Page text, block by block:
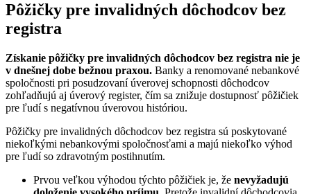
Pôžičky pre invalidných dôchodcov bez
registra
Získanie pôžičky pre invalidných dôchodcov bez registra nie je
v dnešnej dobe bežnou praxou. Banky a renomované nebankové
spoločnosti pri posudzovaní úverovej schopnosti dôchodcov
zohľadňujú aj úverový register, čím sa znižuje dostupnosť pôžičiek
pre ľudí s negatívnou úverovou históriou.
Pôžičky pre invalidných dôchodcov bez registra sú poskytované
niekoľkými nebankovými spoločnosťami a majú niekoľko výhod
pre ľudí so zdravotným postihnutím.
Prvou veľkou výhodou týchto pôžičiek je, že nevyžadujú